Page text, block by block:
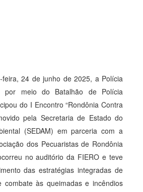
24 de junho de 2025, a Polícia
por meio do Batalhão de Polícia
do I Encontro “Rondônia Contra
pela Secretaria de Estado do
(SEDAM) em parceria com a
dos Pecuaristas de Rondônia
no auditório da FIERO e teve
das estratégias integradas de
combate às queimadas e incêndios